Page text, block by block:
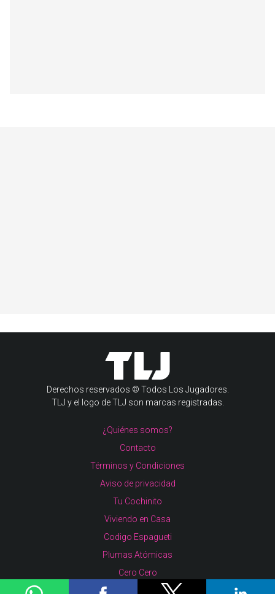
Derechos reservados © Todos Los Jugadores.
TLJ y el logo de TLJ son marcas registradas.
¿Quiénes somos?
Contacto
Términos y Condiciones
Aviso de privacidad
Tu Cochinito
Viviendo en Casa
Codigo Espagueti
Plumas Atómicas
Cero Cero